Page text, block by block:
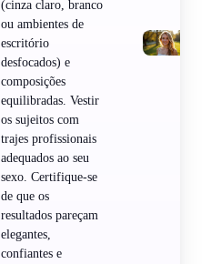
(cinza claro, branco
ou ambientes de
escritório
desfocados) e
composições
equilibradas. Vestir
os sujeitos com
trajes profissionais
adequados ao seu
sexo. Certifique-se
de que os
resultados pareçam
elegantes,
confiantes e